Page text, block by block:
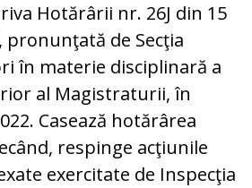
Hotărârii nr. 26J din 15
pronunţată de Secţia
în materie disciplinară a
al Magistraturii, în
Casează hotărârea
respinge acţiunile
exercitate de Inspecţia